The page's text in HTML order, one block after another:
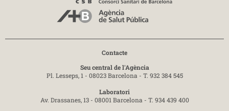
Contacte
Seu central de l'Agència
Pl. Lesseps, 1 - 08023 Barcelona - T. 932 384 545
Laboratori
Av. Drassanes, 13 - 08001 Barcelona - T. 934 439 400